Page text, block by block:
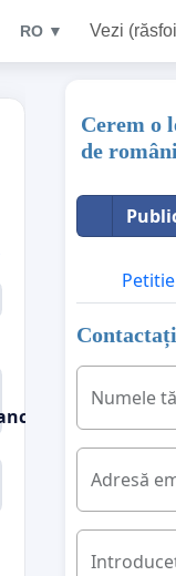
RO ▼ Vezi
Cerem o
de
Petitie
Numele
Adresă